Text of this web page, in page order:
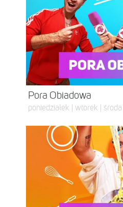
Pora Obiadowa
poniedziałek | wtorek |